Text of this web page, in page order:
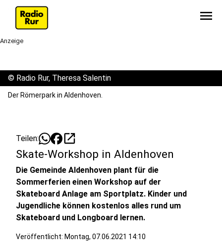
menu
Anzeige
© Radio Rur, Theresa Salentin
Der Römerpark in Aldenhoven.
Teilen: open_in_new
Skate-Workshop in Aldenhoven
Die Gemeinde Aldenhoven plant für die
Sommerferien einen Workshop auf der
Skateboard Anlage am Sportplatz. Kinder und
Jugendliche können kostenlos alles rund um
Skateboard und Longboard lernen.
Veröffentlicht: Montag, 07.06.2021 14:10